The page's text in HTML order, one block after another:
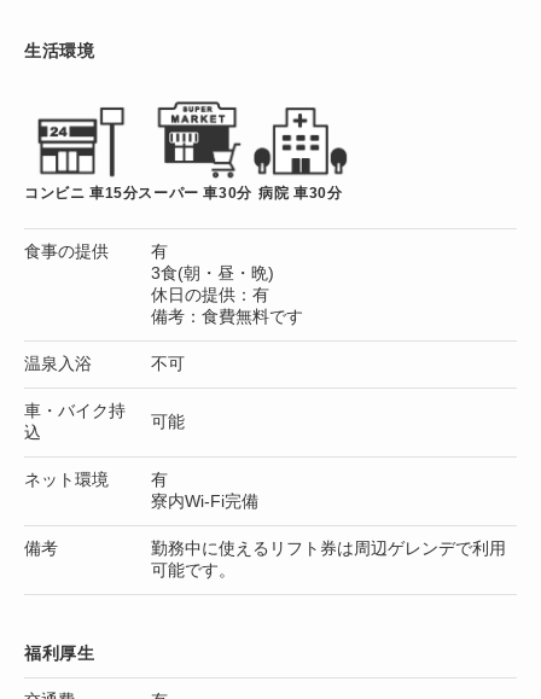
生活環境
コンビニ 車15分スーパー 車30分 病院 車30分
食事の提供
有
3食(朝・昼・晩)
休日の提供：有
備考：食費無料です
温泉入浴 不可
車・バイク持
込
可能
ネット環境
有
寮内Wi-Fi完備
備考
勤務中に使えるリフト券は周辺ゲレンデで利用
可能です。
福利厚生